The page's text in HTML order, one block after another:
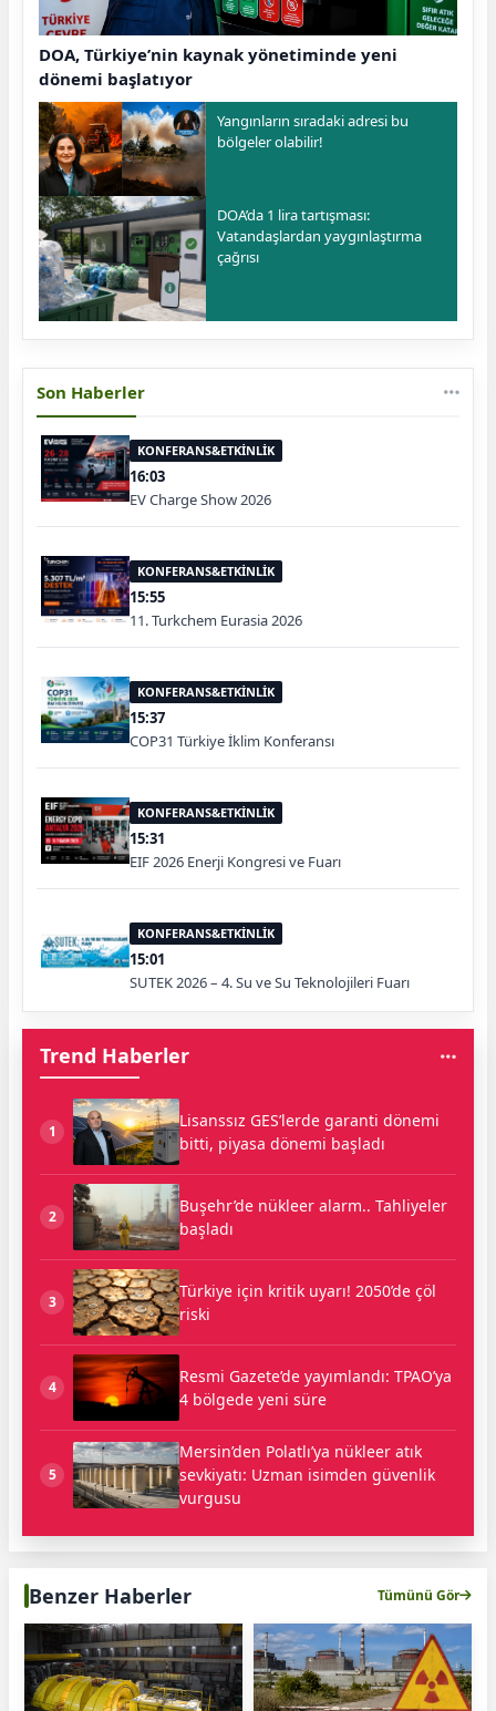
DOA, Türkiye’nin kaynak yönetiminde yeni
dönemi başlatıyor
Yangınların sıradaki adresi bu
bölgeler olabilir!
DOA’da 1 lira tartışması:
Vatandaşlardan yaygınlaştırma
çağrısı
Son Haberler
KONFERANS&ETKİNLİK
16:03
EV Charge Show 2026
KONFERANS&ETKİNLİK
15:55
11. Turkchem Eurasia 2026
KONFERANS&ETKİNLİK
15:37
COP31 Türkiye İklim Konferansı
KONFERANS&ETKİNLİK
15:31
EIF 2026 Enerji Kongresi ve Fuarı
KONFERANS&ETKİNLİK
15:01
SUTEK 2026 – 4. Su ve Su Teknolojileri Fuarı
Trend Haberler
1
Lisanssız GES’lerde garanti dönemi
bitti, piyasa dönemi başladı
2
Buşehr’de nükleer alarm.. Tahliyeler
başladı
3
Türkiye için kritik uyarı! 2050’de çöl
riski
4
Resmi Gazete’de yayımlandı: TPAO’ya
4 bölgede yeni süre
5
Mersin’den Polatlı’ya nükleer atık
sevkiyatı: Uzman isimden güvenlik
vurgusu
Benzer Haberler Tümünü Gör